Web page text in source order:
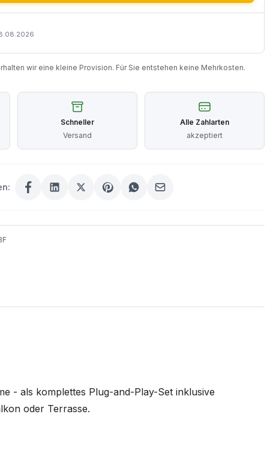
wir eine kleine Provision. Für Sie entstehen keine Mehrkosten.
Schneller
Versand
Alle Zahlarten
akzeptiert
- als komplettes Plug-and-Play-Set inklusive
oder Terrasse.